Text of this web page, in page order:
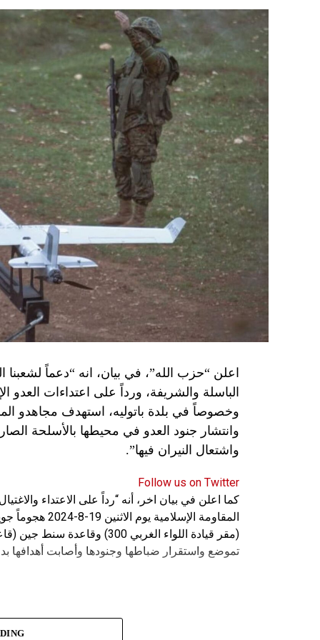
اعلن “حزب الله”، في بيان، انه “دعماً
الباسلة ‌‏‌‏‌والشريفة، ورداً على اعتداءات العدو
وانتشار جنود العدو في محيطها بالأسلحة
واشتعال النيران فيها”.
Follow us on Twitter
كما اعلن في بيان اخر، أنه “رداً على الاعتداء
المقاومة
(مقر قيادة اللواء الغربي
تموضع واستقرار ضباطها وجنودها وأصابت أهدافها